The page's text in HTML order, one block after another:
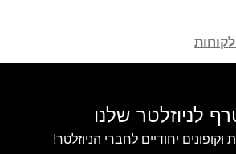
לניוזלטר שלנו
יחודיים לחברי הניוזלטר!